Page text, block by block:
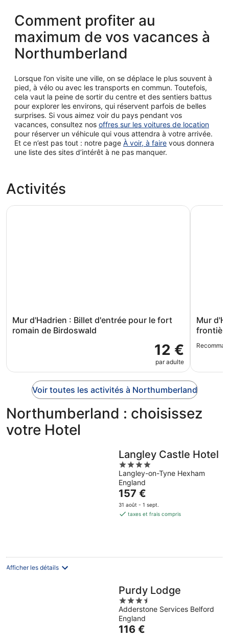
Comment profiter au
maximum de vos vacances à
Northumberland
Lorsque l’on visite une ville, on se déplace le plus souvent à
pied, à vélo ou avec les transports en commun. Toutefois,
cela vaut la peine de sortir du centre et des sentiers battus
pour explorer les environs, qui réservent parfois de belles
surprises. Si vous aimez voir du pays pendant vos
vacances, consultez nos offres sur les voitures de location
pour réserver un véhicule qui vous attendra à votre arrivée.
Et ce n’est pas tout : notre page À voir, à faire vous donnera
une liste des sites d’intérêt à ne pas manquer.
Activités
Mur d'Hadrien : Billet d'entrée pour le fort
romain de Birdoswald
12 €
par adulte
Mur d'Hadrien : Billet d'entrée pour le fort romain de
Mur
Mur
Voir toutes les activités à Northumberland
Northumberland : choisissez
votre Hotel
Langley Castle Hotel
4
out
of
5
Langley-on-Tyne Hexham
England
Le
prix
est
157 €
31 août - 1 sept.
taxes et frais compris
Afficher les détails
Purdy Lodge
3.5
out
of
5
Adderstone Services Belford
England
Le
116 €